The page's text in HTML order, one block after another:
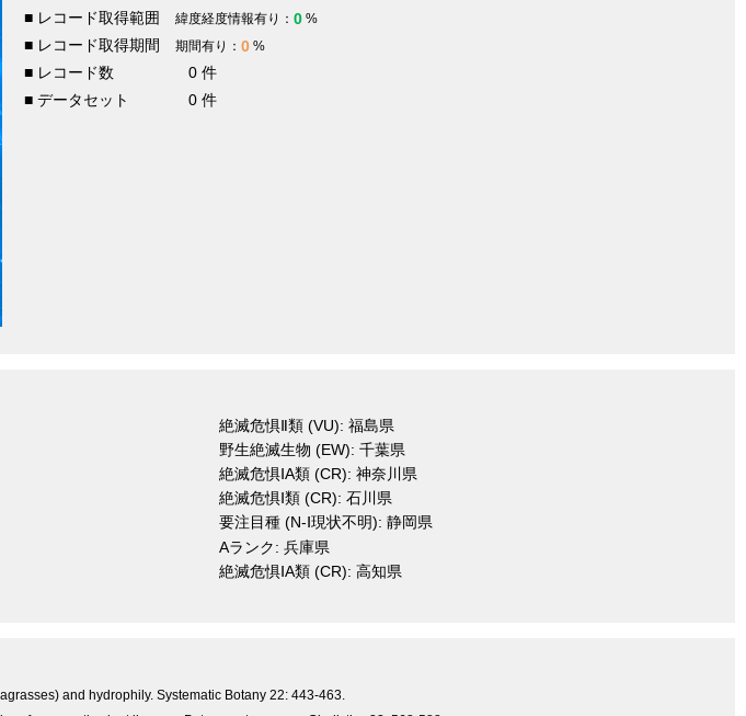
■ レコード取得範囲 緯度経度情報有り： 0 %
■ レコード取得期間 期間有り： 0 %
■ レコード数
0 件
■ データセット
0 件
絶滅危惧Ⅱ類 (VU): 福島県
野生絶滅生物 (EW): 千葉県
絶滅危惧ⅠA類 (CR): 神奈川県
絶滅危惧Ⅰ類 (CR): 石川県
要注目種 (N-Ⅰ現状不明): 静岡県
Aランク: 兵庫県
絶滅危惧ⅠA類 (CR): 高知県
and hydrophily. Systematic Botany 22: 443-463.